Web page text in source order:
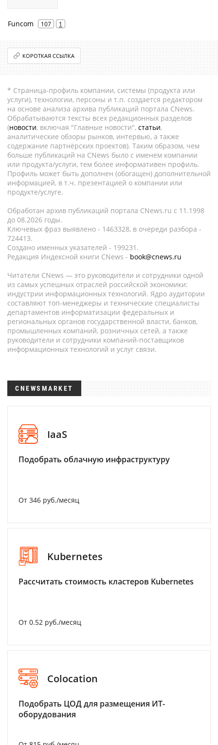
Funcom 107 1
КОРОТКАЯ ССЫЛКА
* Страница-профиль компании, системы (продукта или
услуги), технологии, персоны и т.п. создается редактором
на основе анализа архива публикаций портала CNews.
Обрабатываются тексты всех редакционных разделов
(новости, включая "Главные новости", статьи,
аналитические обзоры рынков, интервью, а также
содержание партнёрских проектов). Таким образом, чем
больше публикаций на CNews было с именем компании
или продукта/услуги, тем более информативен профиль.
Профиль может быть дополнен (обогащен) дополнительной
информацией, в т.ч. презентацией о компании или
продукте/услуге.
Обработан архив публикаций портала CNews.ru c 11.1998
до 08.2026 годы.
Ключевых фраз выявлено - 1463328, в очереди разбора -
724413.
Создано именных указателей - 199231.
Редакция Индексной книги CNews - book@cnews.ru
Читатели CNews — это руководители и сотрудники одной
из самых успешных отраслей российской экономики:
индустрии информационных технологий. Ядро аудитории
составляют топ-менеджеры и технические специалисты
департаментов информатизации федеральных и
региональных органов государственной власти, банков,
промышленных компаний, розничных сетей, а также
руководители и сотрудники компаний-поставщиков
информационных технологий и услуг связи.
CNEWSMARKET
IaaS
Подобрать облачную инфраструктуру
От 346 руб./месяц
Kubernetes
Рассчитать стоимость кластеров Kubernetes
От 0.52 руб./месяц
Colocation
Подобрать ЦОД для размещения ИТ-
оборудования